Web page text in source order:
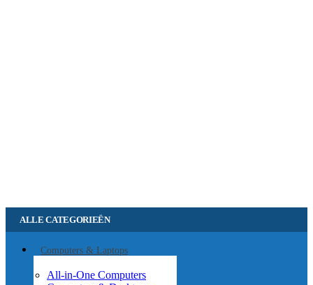
ALLE CATEGORIEËN
Computers & Laptops
All-in-One Computers